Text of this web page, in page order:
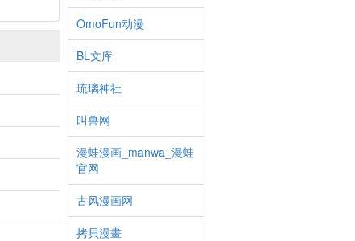
OmoFun动漫
BL文库
琉璃神社
叫兽网
漫蛙漫画_manwa_漫蛙
官网
古风漫画网
拷貝漫畫